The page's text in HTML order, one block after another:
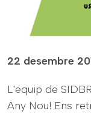
22 desembre
L'equip de
Any Nou! Ens